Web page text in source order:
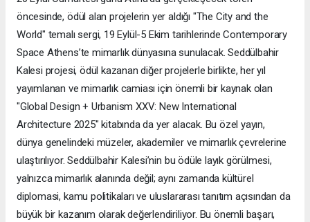
öncesinde, ödül alan projelerin yer aldığı "The City and the
World" temalı sergi, 19 Eylül-5 Ekim tarihlerinde Contemporary
Space Athens’te mimarlık dünyasına sunulacak. Seddülbahir
Kalesi projesi, ödül kazanan diğer projelerle birlikte, her yıl
yayımlanan ve mimarlık camiası için önemli bir kaynak olan
"Global Design + Urbanism XXV: New International
Architecture 2025" kitabında da yer alacak. Bu özel yayın,
dünya genelindeki müzeler, akademiler ve mimarlık çevrelerine
ulaştırılıyor. Seddülbahir Kalesi’nin bu ödüle layık görülmesi,
yalnızca mimarlık alanında değil; aynı zamanda kültürel
diplomasi, kamu politikaları ve uluslararası tanıtım açısından da
büyük bir kazanım olarak değerlendiriliyor. Bu önemli başarı,